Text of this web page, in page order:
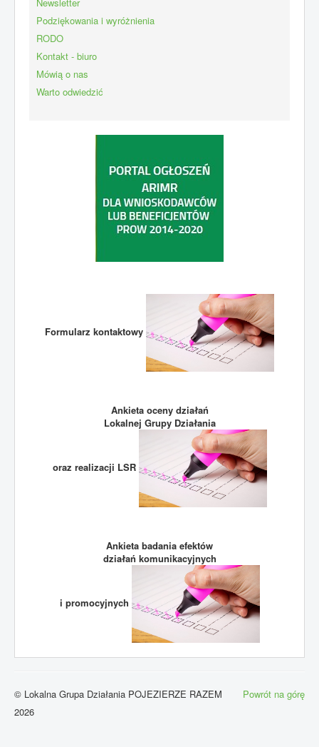
Podziękowania i wyróżnienia
RODO
Kontakt - biuro
Mówią o nas
Warto odwiedzić
Formularz kontaktowy
Ankieta oceny działań
Lokalnej Grupy Działania
oraz realizacji LSR
Ankieta badania efektów
działań komunikacyjnych
i promocyjnych
Powrót na górę
© Lokalna Grupa Działania POJEZIERZE RAZEM
2026